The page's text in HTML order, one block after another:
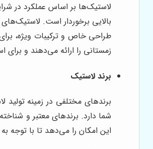
لاستیک‌ها بر اساس عملکرد در
بالایی برخوردار است.
طراحی خاص و ترکیبات ویژه،
زمستانی را ارائه می‌دهند و
برند لاستیک
برندهای مختلفی در زمینه
شما دارد. برندهای معتبر و
این امکان را می‌دهد تا با توجه